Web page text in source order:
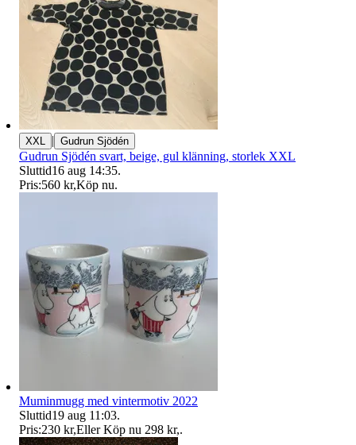
XXL | Gudrun Sjödén
Gudrun Sjödén svart, beige, gul klänning, storlek XXL
Sluttid16 aug 14:35.
Pris:560 kr,Köp nu.
Muminmugg med vintermotiv 2022
Sluttid19 aug 11:03.
Pris:230 kr,Eller Köp nu 298 kr,.